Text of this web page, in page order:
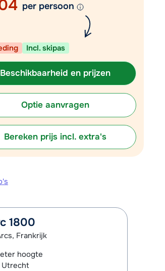
in
uur.
per persoon
Incl. skipas
Beschikbaarheid en prijzen
Optie aanvragen
Bereken prijs incl. extra's
1800
Frankrijk
hoogte
Utrecht